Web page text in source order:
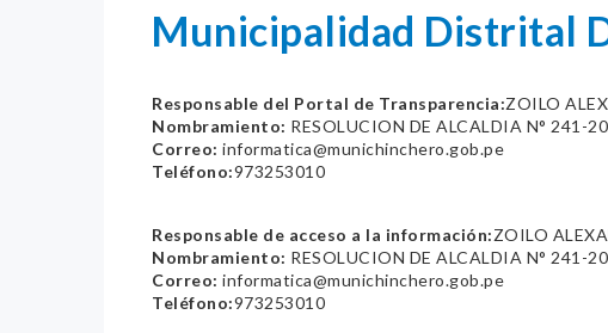
Municipalidad Distrital
Responsable del Portal de Transparencia:ZOILO
Nombramiento: RESOLUCION DE ALCALDIA N° 241-
Correo: informatica@munichinchero.gob.pe
Teléfono:973253010
Responsable de acceso a la información:ZOILO
Nombramiento: RESOLUCION DE ALCALDIA N° 241-
Correo: informatica@munichinchero.gob.pe
Teléfono:973253010